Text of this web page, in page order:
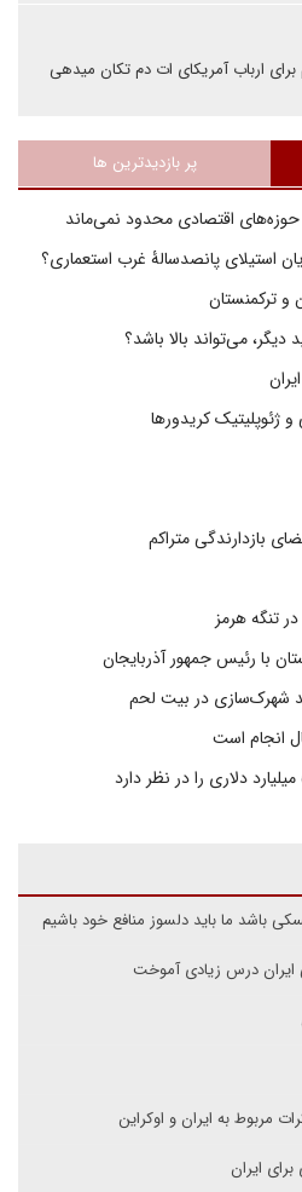
ارباب آمریکای ات دم تکان میدهی
پر بازدیدترین ها
اقتصادی محدود نمی‌ماند
استیلای پانصدسالۀ غرب استعماری؟
و ترکمنستان
می‌تواند بالا باشد؟
ژئوپلیتیک کریدورها
بازدارندگی متراکم
تنگه هرمز
با رئیس جمهور آذربایجان
در بیت‌ لحم
انجام است
باشد ما باید دلسوز منافع خود باشیم
ایران درس زیادی آموخت
مربوط به ایران و اوکراین
ایران